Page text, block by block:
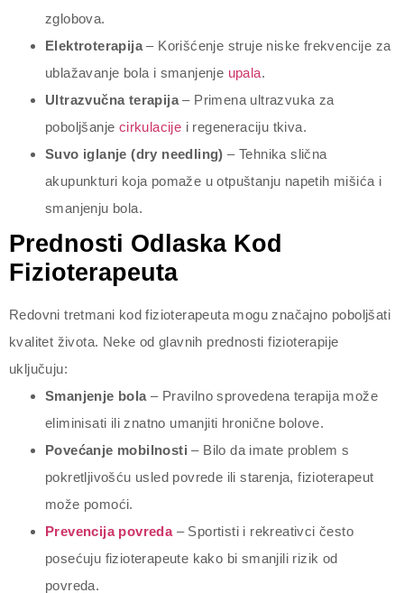
zglobova.
Elektroterapija– Korišćenje struje niske frekvencije za
ublažavanje bola i smanjenje upala.
Ultrazvučna terapija– Primena ultrazvuka za
poboljšanje cirkulacije i regeneraciju tkiva.
Suvo iglanje (dry needling) – Tehnika slična
akupunkturi koja pomaže u otpuštanju napetih mišića i
smanjenju bola.
Prednosti Odlaska Kod
Fizioterapeuta
Redovni tretmani kod fizioterapeuta mogu značajno poboljšati
kvalitet života. Neke od glavnih prednosti fizioterapije
uključuju:
Smanjenje bola– Pravilno sprovedena terapija može
eliminisati ili znatno umanjiti hronične bolove.
Povećanje mobilnosti – Bilo da imate problem s
pokretljivošću usled povrede ili starenja, fizioterapeut
može pomoći.
Prevencija povreda– Sportisti i rekreativci često
posećuju fizioterapeute kako bi smanjili rizik od
povreda.